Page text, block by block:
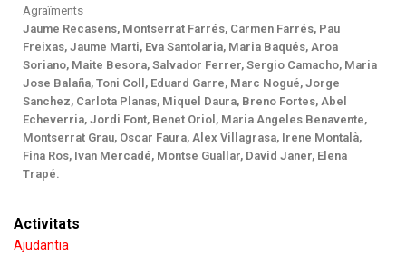
Agraïments
Jaume Recasens, Montserrat Farrés, Carmen Farrés, Pau
Freixas, Jaume Marti, Eva Santolaria, Maria Baqués, Aroa
Soriano, Maite Besora, Salvador Ferrer, Sergio Camacho, Maria
Jose Balaña, Toni Coll, Eduard Garre, Marc Nogué, Jorge
Sanchez, Carlota Planas, Miquel Daura, Breno Fortes, Abel
Echeverria, Jordi Font, Benet Oriol, Maria Angeles Benavente,
Montserrat Grau, Oscar Faura, Alex Villagrasa, Irene Montalà,
Fina Ros, Ivan Mercadé, Montse Guallar, David Janer, Elena
Trapé.
Activitats
Ajudantia